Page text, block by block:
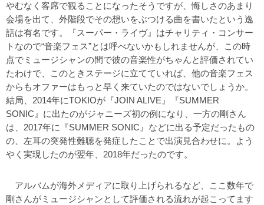
やむなく客席で観ることになったそうですが、悔しさのあまり
会場を出て、外階段でその想いをぶつける曲を書いたという逸
話は有名です。『スーパー・ライヴ』はチャリティ・コンサー
トなので“音楽フェス”とは呼べないかもしれませんが、この時
点でミュージシャンの間で彼の音楽性がちゃんと評価されてい
たわけで、このときステージに立てていれば、他の音楽フェス
からもオファーはもっと早く来ていたのではないでしょうか。
結局、2014年にTOKIOが『JOIN ALIVE』『SUMMER
SONIC』に出たのがジャニーズ初の例になり、一方の剛さん
は、2017年に『SUMMER SONIC』などに出る予定だったもの
の、左耳の突発性難聴を発症したことで出演見合わせに。よう
やく実現したのが翌年、2018年だったのです。
アルバムが海外メディアに取り上げられるなど、ここ数年で
剛さんがミュージシャンとして評価される流れが起こってます